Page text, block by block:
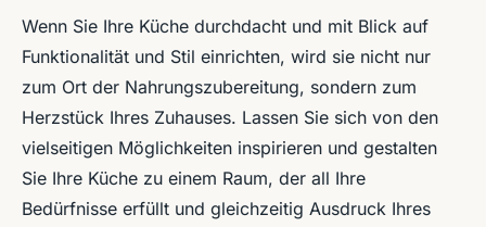
Wenn Sie Ihre Küche durchdacht und mit Blick auf
Funktionalität und Stil einrichten, wird sie nicht nur
zum Ort der Nahrungszubereitung, sondern zum
Herzstück Ihres Zuhauses. Lassen Sie sich von den
vielseitigen Möglichkeiten inspirieren und gestalten
Sie Ihre Küche zu einem Raum, der all Ihre
Bedürfnisse erfüllt und gleichzeitig Ausdruck Ihres